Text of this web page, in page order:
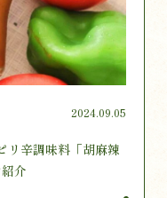
2024.09.05
リ辛調味料「胡麻辣
介